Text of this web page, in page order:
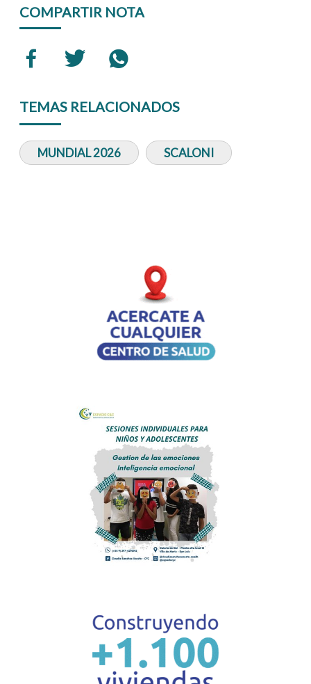
COMPARTIR NOTA
TEMAS RELACIONADOS
MUNDIAL 2026 SCALONI